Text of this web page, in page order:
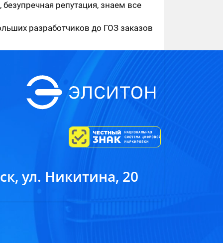
репутация, знаем все
разработчиков до ГОЗ заказов
ул. Никитина, 20